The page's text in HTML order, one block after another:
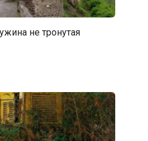
не тронутая